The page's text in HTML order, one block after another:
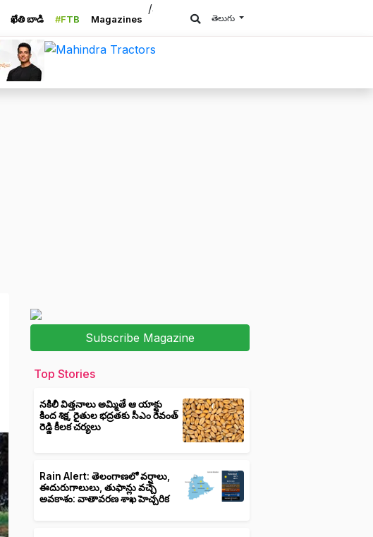
ఖేతి బాడి #FTB Magazines
/a>
తెలుగు
Subscribe Magazine
Top Stories
నకిలీ విత్తనాలు అమ్మితే ఆ యాక్టు
కింద శిక్ష, రైతుల భద్రతకు సీఎం రేవంత్
రెడ్డి కీలక చర్యలు
Rain Alert: తెలంగాణలో వర్షాలు,
ఈదురుగాలులు, తుఫాన్లు వచ్చే
అవకాశం: వాతావరణ శాఖ హెచ్చరిక